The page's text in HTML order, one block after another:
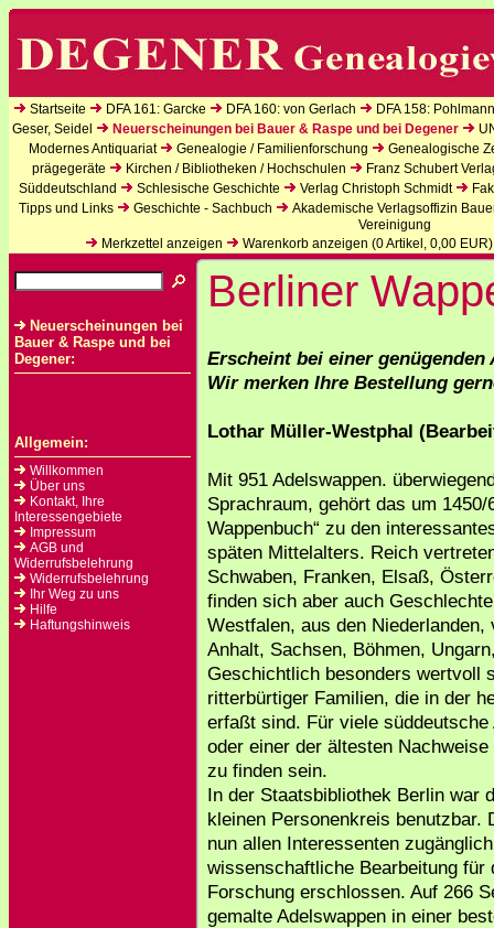
Startseite DFA 161: Garcke DFA 160: von Gerlach
DFA 158:
Geser, Seidel
Neuerscheinungen bei Bauer & Raspe und bei Degener
Modernes Antiquariat
Genealogie / Familienforschung
Genealogische
prägegeräte
Kirchen / Bibliotheken / Hochschulen
Franz Schubert
Süddeutschland
Schlesische Geschichte Verlag Christoph Schmidt
Tipps und Links
Geschichte - Sachbuch
Akademische Verlagsoffizin
Vereinigung
Merkzettel anzeigen
Warenkorb anzeigen (0Artikel, 0,00 EUR)
Neuerscheinungen bei
Bauer & Raspe und bei
Degener:
Allgemein:
Willkommen
Über uns
Kontakt, Ihre
Interessengebiete
Impressum
AGB und
Widerrufsbelehrung
Widerrufsbelehrung
Ihr Weg zu uns
Hilfe
Haftungshinweis
Berliner
Erscheint bei einer
Wir merken Ihre Bestellung
Lothar Müller-Westphal
Mit 951 Adelswappen.
Sprachraum, gehört das um 1450/
Wappenbuch“ zu den
späten Mittelalters. Reich
Schwaben, Franken, Elsaß,
finden sich aber auch
Westfalen, aus den
Anhalt, Sachsen, Böhmen,
Geschichtlich besonders wertvoll
ritterbürtiger Familien, die in der
erfaßt sind. Für viele
oder einer der ältesten
zu finden sein.
In der Staatsbibliothek Berlin war
kleinen Personenkreis
nun allen Interessenten
wissenschaftliche Bearbeitung für
Forschung erschlossen. Auf 266
gemalte Adelswappen in einer